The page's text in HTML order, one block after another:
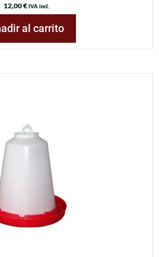
12,00€ IVA incl.
al carrito